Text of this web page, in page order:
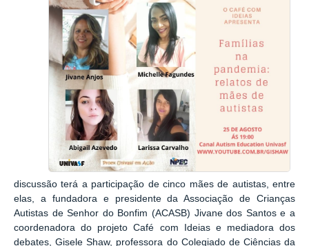
discussão terá a participação de cinco mães de autistas, entre
elas, a fundadora e presidente da Associação de Crianças
Autistas de Senhor do Bonfim (ACASB) Jivane dos Santos e a
coordenadora do projeto Café com Ideias e mediadora dos
debates, Gisele Shaw, professora do Colegiado de Ciências da